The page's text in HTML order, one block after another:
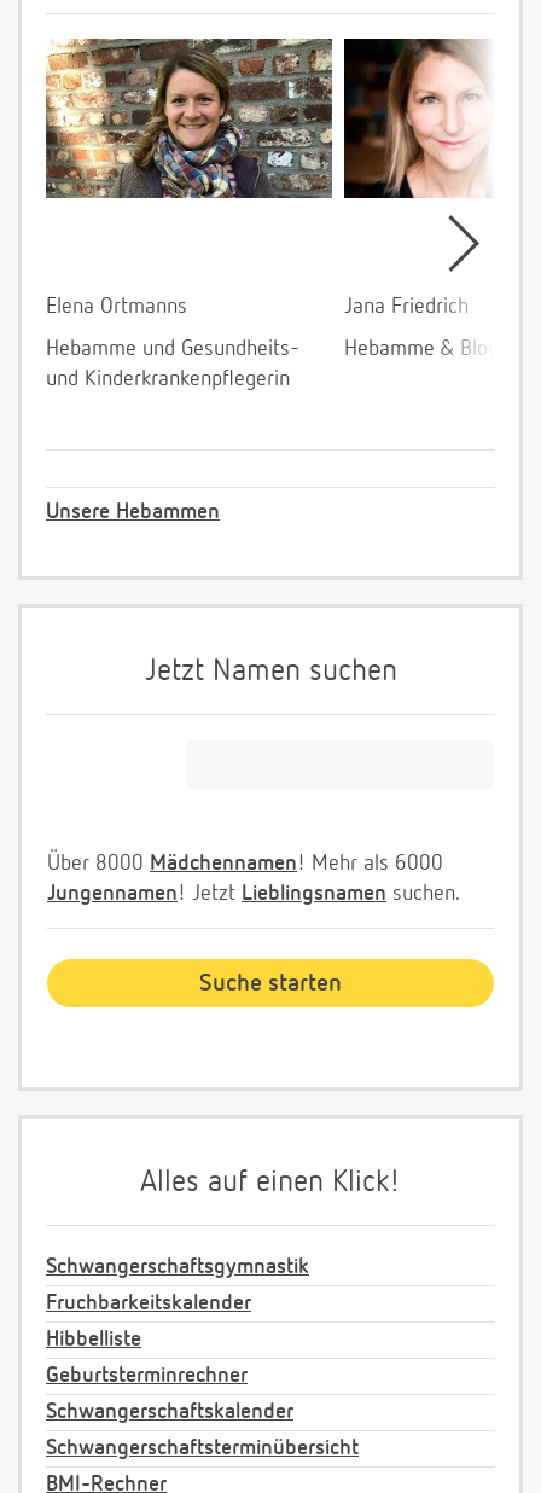
Elena Ortmanns
Hebamme und Gesundheits-
und Kinderkrankenpflegerin
Jana Friedrich
Hebamme &
Unsere Hebammen
Jetzt Namen suchen
Über 8000 Mädchennamen! Mehr als 6000
Jungennamen! Jetzt Lieblingsnamen suchen.
Alles auf einen Klick!
Schwangerschaftsgymnastik
Fruchbarkeitskalender
Hibbelliste
Geburtsterminrechner
Schwangerschaftskalender
Schwangerschaftsterminübersicht
BMI-Rechner